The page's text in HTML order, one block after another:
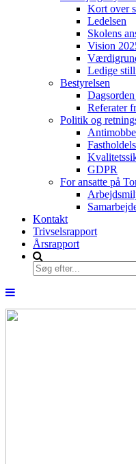
Kort over
Ledelsen
Skolens
Vision
Ledige
Bestyrelsen
Referater
Politik og
GDPR
For ansatte på
Kontakt
Trivselsrapport
Årsrapport